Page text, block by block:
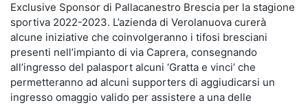
Exclusive Sponsor di Pallacanestro Brescia per la stagione
sportiva 2022-2023. L’azienda di Verolanuova curerà
alcune iniziative che coinvolgeranno i tifosi bresciani
presenti nell’impianto di via Caprera, consegnando
all’ingresso del palasport alcuni ‘Gratta e vinci’ che
permetteranno ad alcuni supporters di aggiudicarsi un
ingresso omaggio valido per assistere a una delle